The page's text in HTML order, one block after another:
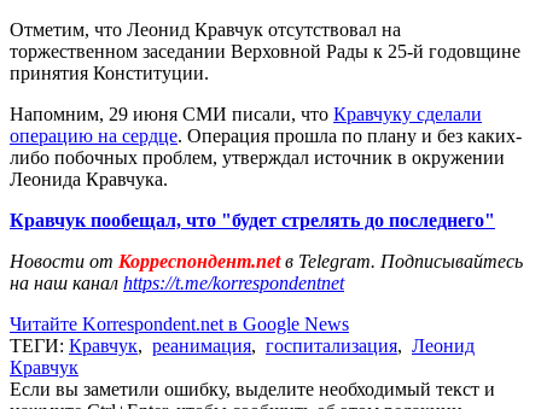
Отметим, что Леонид Кравчук отсутствовал на
торжественном заседании Верховной Рады к 25-й годовщине
принятия Конституции.
Напомним, 29 июня СМИ писали, что Кравчуку сделали
операцию на сердце. Операция прошла по плану и без каких-
либо побочных проблем, утверждал источник в окружении
Леонида Кравчука.
Кравчук пообещал, что "будет стрелять до последнего"
Новости от Корреспондент.netв Telegram. Подписывайтесь
на наш канал https://t.me/korrespondentnet
Читайте Korrespondent.net в Google News
ТЕГИ: Кравчук, реанимация, госпитализация, Леонид
Кравчук
Если вы заметили ошибку, выделите необходимый текст и